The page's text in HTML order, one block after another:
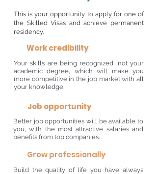
This is your opportunity to apply for one of
the Skilled Visas and achieve permanent
residency.
Work credibility
Your skills are being recognized, not your
academic degree, which will make you
more competitive in the job market with all
your knowledge.
Job opportunity
Better job opportunities will be available to
you, with the most attractive salaries and
benefits from top companies.
Grow professionally
Build the quality of life you have always